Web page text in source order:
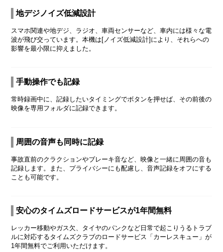
地デジノイズ低減設計
スマホ関連や地デジ、ラジオ、車両センサーなど、車内には様々な電
波が飛び交っています。本機は[ノイズ低減設計]により、それらへの
影響を最小限に抑えました。
手動操作でも記録
常時録画中に、記録したいタイミングでボタンを押せば、その前後の
映像を専用フォルダに記録できます。
周囲の音声も同時に記録
事故直前のクラクションやブレーキ音など、映像と一緒に周囲の音も
記録します。また、プライバシーにも配慮し、音声記録をオフにする
ことも可能です。
安心のタイムズロードサービスが1年間無料
レッカー移動やガス欠、タイヤのパンクなど日常で起こりうるトラブ
ルに対応するタイムズクラブのロードサービス「カーレスキュー」が
1年間無料でご利用いただけます。